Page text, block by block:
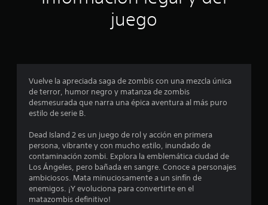
o
m
i
juego
Vuelve la apreciada saga de zombis con una mezcla única
de terror, humor negro y matanza de zombis
desmesurada que narra una épica aventura al más puro
estilo de serie B.
Dead Island 2 es un juego de rol y acción en primera
persona, vibrante y con mucho estilo, inundado de
contaminación zombi. Explora la emblemática ciudad de
Los Ángeles, pero bañada en sangre. Conoce a personajes
ambiciosos. Mata minuciosamente a un sinfín de
enemigos. ¡Y evoluciona para convertirte en el
matazombis definitivo!